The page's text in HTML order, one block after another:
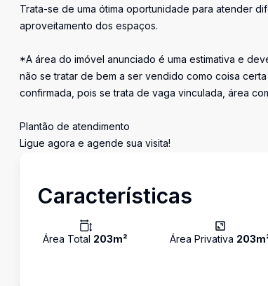
Trata-se de uma ótima oportunidade para atender
aproveitamento dos espaços.
*A área do imóvel anunciado é uma estimativa e
não se tratar de bem a ser vendido como coisa
confirmada, pois se trata de vaga vinculada, área
Plantão de atendimento
Ligue agora e agende sua visita!
Características
Área Total 203m² Área Privativa 203